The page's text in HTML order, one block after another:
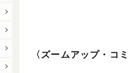
〈ズームアップ・コ